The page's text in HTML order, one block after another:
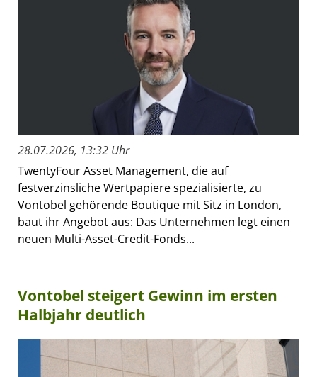
28.07.2026, 13:32 Uhr
TwentyFour Asset Management, die auf
festverzinsliche Wertpapiere spezialisierte, zu
Vontobel gehörende Boutique mit Sitz in London,
baut ihr Angebot aus: Das Unternehmen legt einen
neuen Multi-Asset-Credit-Fonds...
Vontobel steigert Gewinn im ersten
Halbjahr deutlich